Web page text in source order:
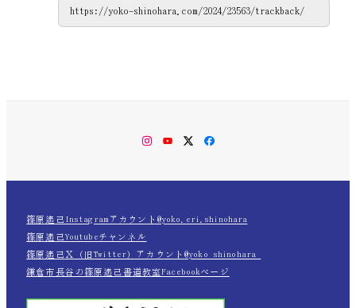
Instagram
YouTubeTwitterFacebook
篠原遙己Instagramアカウント@yoko.eri.shinohara
篠原遙己Youtubeチャンネル
篠原遙己Ｘ（旧Twitter）アカウント@yoko_shinohara_
鎌倉市長谷の篠原遙己書道教室Facebookページ